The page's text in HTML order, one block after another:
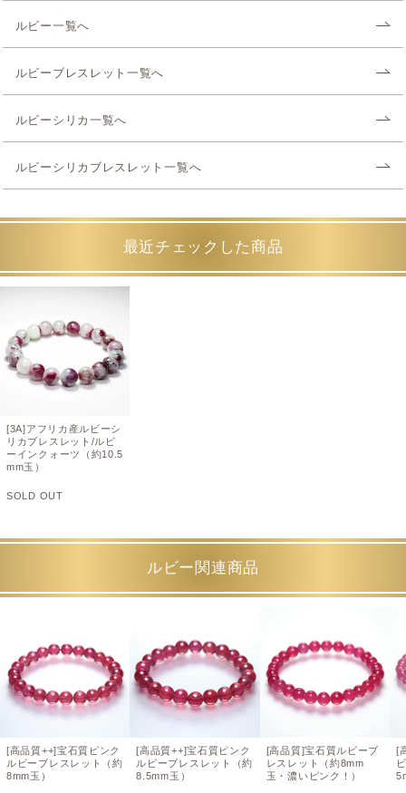
ルビー一覧へ
ルビーブレスレット一覧へ
ルビーシリカ一覧へ
ルビーシリカブレスレット一覧へ
最近チェックした商品
[3A]アフリカ産ルビーシ
リカブレスレット/ルビ
ーインクォーツ（約10.5
mm玉）
SOLD OUT
ルビー関連商品
[高品質++]宝石質ピンク
ルビーブレスレット（約
8mm玉）
[高品質++]宝石質ピンク
ルビーブレスレット（約
8.5mm玉）
[高品質]宝石質ルビーブ
レスレット（約8mm
玉・濃いピンク！）
[